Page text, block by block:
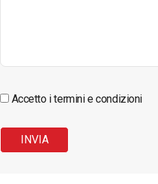
Accetto i termini e condizioni